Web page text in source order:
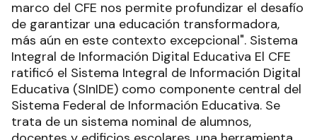
marco del CFE nos permite profundizar el desafío
de garantizar una educación transformadora,
más aún en este contexto excepcional". Sistema
Integral de Información Digital Educativa El CFE
ratificó el Sistema Integral de Información Digital
Educativa (SInIDE) como componente central del
Sistema Federal de Información Educativa. Se
trata de un sistema nominal de alumnos,